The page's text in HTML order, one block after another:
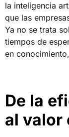
la inteligencia
que las
Ya no se trata
tiempos de
en
De la
al valor